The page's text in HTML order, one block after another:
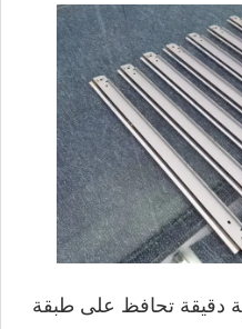
دقيقة تحافظ على طبقة